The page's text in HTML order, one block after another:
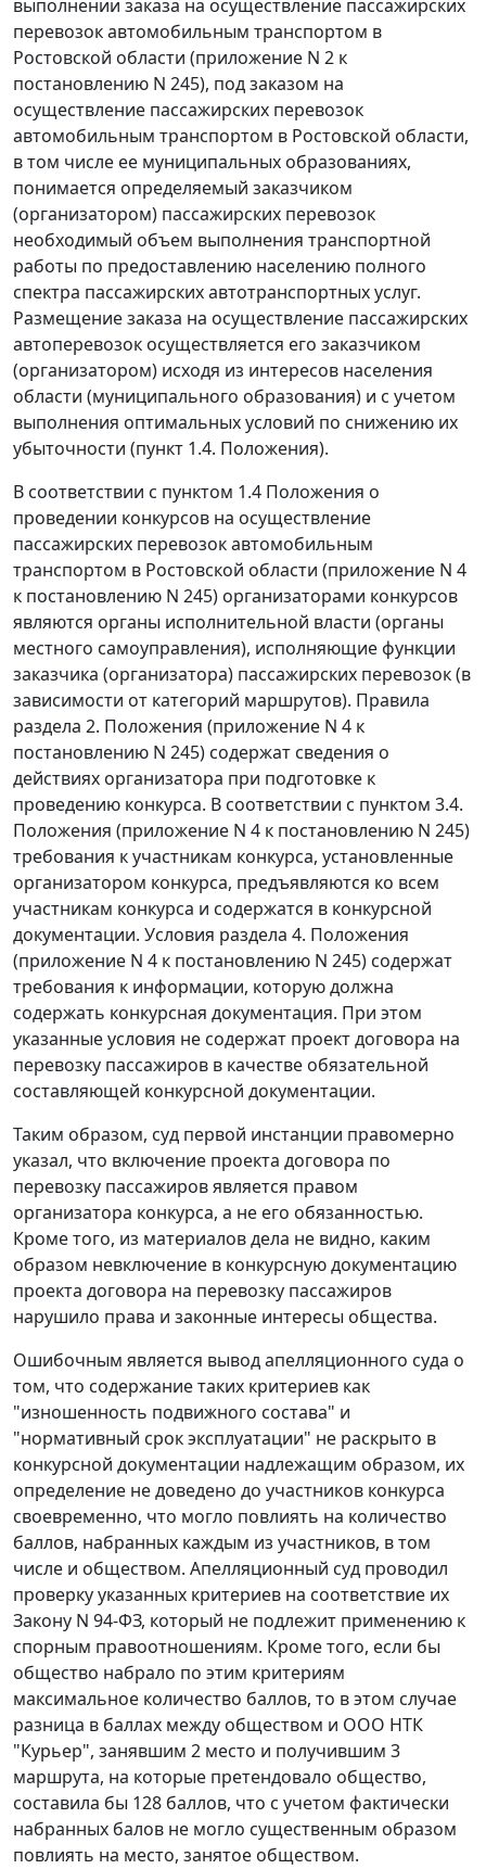
выполнении заказа на осуществление пассажирских
перевозок автомобильным транспортом в
Ростовской области (приложение N 2 к
постановлению N 245), под заказом на
осуществление пассажирских перевозок
автомобильным транспортом в Ростовской области,
в том числе ее муниципальных образованиях,
понимается определяемый заказчиком
(организатором) пассажирских перевозок
необходимый объем выполнения транспортной
работы по предоставлению населению полного
спектра пассажирских автотранспортных услуг.
Размещение заказа на осуществление пассажирских
автоперевозок осуществляется его заказчиком
(организатором) исходя из интересов населения
области (муниципального образования) и с учетом
выполнения оптимальных условий по снижению их
убыточности (пункт 1.4. Положения).
В соответствии с пунктом 1.4 Положения о
проведении конкурсов на осуществление
пассажирских перевозок автомобильным
транспортом в Ростовской области (приложение N 4
к постановлению N 245) организаторами конкурсов
являются органы исполнительной власти (органы
местного самоуправления), исполняющие функции
заказчика (организатора) пассажирских перевозок (в
зависимости от категорий маршрутов). Правила
раздела 2. Положения (приложение N 4 к
постановлению N 245) содержат сведения о
действиях организатора при подготовке к
проведению конкурса. В соответствии с пунктом 3.4.
Положения (приложение N 4 к постановлению N 245)
требования к участникам конкурса, установленные
организатором конкурса, предъявляются ко всем
участникам конкурса и содержатся в конкурсной
документации. Условия раздела 4. Положения
(приложение N 4 к постановлению N 245) содержат
требования к информации, которую должна
содержать конкурсная документация. При этом
указанные условия не содержат проект договора на
перевозку пассажиров в качестве обязательной
составляющей конкурсной документации.
Таким образом, суд первой инстанции правомерно
указал, что включение проекта договора по
перевозку пассажиров является правом
организатора конкурса, а не его обязанностью.
Кроме того, из материалов дела не видно, каким
образом невключение в конкурсную документацию
проекта договора на перевозку пассажиров
нарушило права и законные интересы общества.
Ошибочным является вывод апелляционного суда о
том, что содержание таких критериев как
"изношенность подвижного состава" и
"нормативный срок эксплуатации" не раскрыто в
конкурсной документации надлежащим образом, их
определение не доведено до участников конкурса
своевременно, что могло повлиять на количество
баллов, набранных каждым из участников, в том
числе и обществом. Апелляционный суд проводил
проверку указанных критериев на соответствие их
Закону N 94-ФЗ, который не подлежит применению к
спорным правоотношениям. Кроме того, если бы
общество набрало по этим критериям
максимальное количество баллов, то в этом случае
разница в баллах между обществом и ООО НТК
"Курьер", занявшим 2 место и получившим 3
маршрута, на которые претендовало общество,
составила бы 128 баллов, что с учетом фактически
набранных балов не могло существенным образом
повлиять на место, занятое обществом.